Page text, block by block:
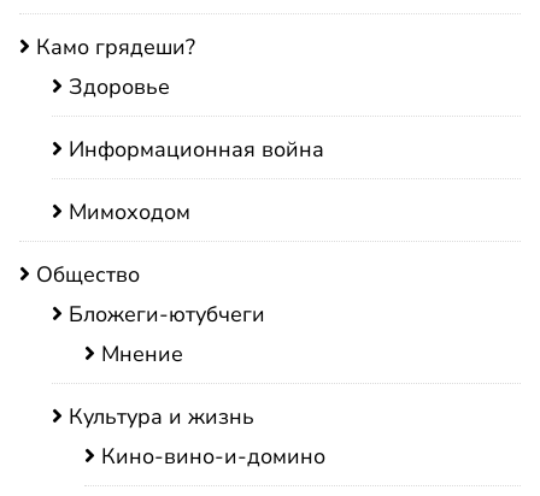
Камо грядеши?
Здоровье
Информационная война
Мимоходом
Общество
Бложеги-ютубчеги
Мнение
Культура и жизнь
Кино-вино-и-домино